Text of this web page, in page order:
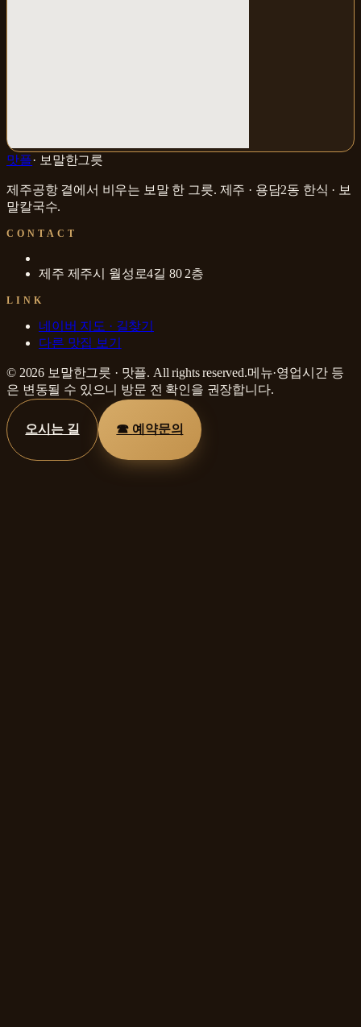
맛플· 보말한그릇
제주공항 곁에서 비우는 보말 한 그릇. 제주 · 용담2동 한식 · 보
말칼국수.
CONTACT
제주 제주시 월성로4길 80 2층
LINK
네이버 지도 · 길찾기
다른 맛집 보기
© 2026 보말한그릇 · 맛플. All rights reserved.메뉴·영업시간 등
은 변동될 수 있으니 방문 전 확인을 권장합니다.
오시는 길 ☎ 예약문의